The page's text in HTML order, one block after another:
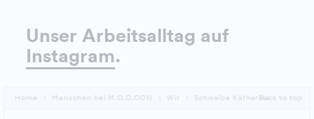
Unser Arbeitsalltag auf
Instagram.
Home Menschen bei M.O.O.CON Wir Schwalbe KatharinaBack to top